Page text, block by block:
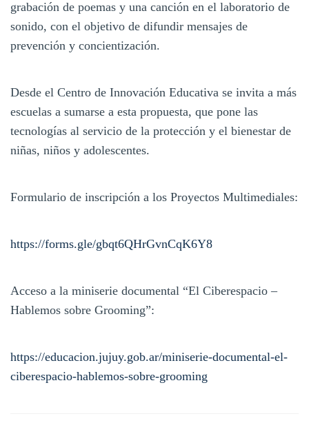
grabación de poemas y una canción en el laboratorio de
sonido, con el objetivo de difundir mensajes de
prevención y concientización.
Desde el Centro de Innovación Educativa se invita a más
escuelas a sumarse a esta propuesta, que pone las
tecnologías al servicio de la protección y el bienestar de
niñas, niños y adolescentes.
Formulario de inscripción a los Proyectos Multimediales:
https://forms.gle/gbqt6QHrGvnCqK6Y8
Acceso a la miniserie documental “El Ciberespacio –
Hablemos sobre Grooming”:
https://educacion.jujuy.gob.ar/miniserie-documental-el-
ciberespacio-hablemos-sobre-grooming